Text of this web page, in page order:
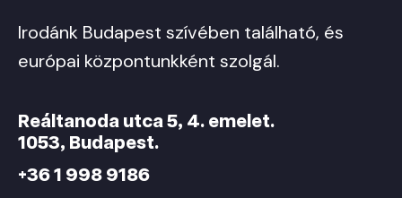
Irodánk Budapest szívében található, és
európai központunkként szolgál.
Reáltanoda utca 5, 4. emelet.
1053, Budapest.
+36 1 998 9186